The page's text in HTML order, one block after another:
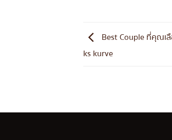
Best Couple ที่คุณเ
ks kurve